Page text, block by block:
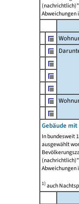
Abweichungen
Gebäude
In bundesweit
ausgewählt
Abweichungen
1)auch